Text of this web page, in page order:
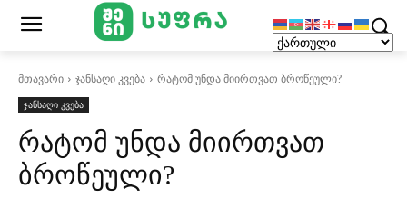
მთავარი ჯანსაღი კვება
რატომ უნდა მიირთვათ ბროწეული?
ჯანსაღი კვება
რატომ უნდა მიირთვათ
ბროწეული?